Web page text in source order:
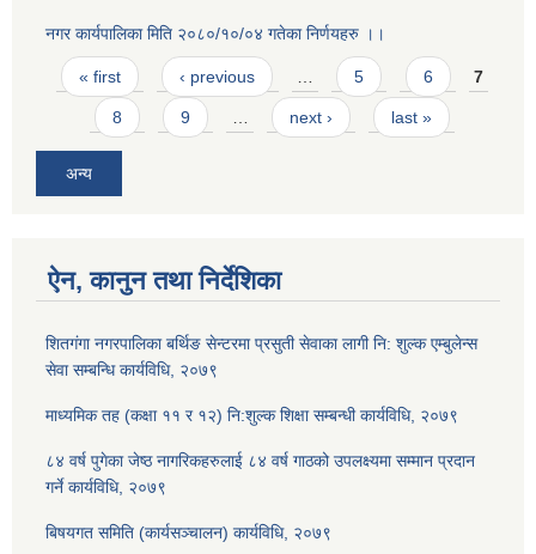
नगर कार्यपालिका मिति २०८०/१०/०४ गतेका निर्णयहरु ।।
Pages
« first ‹ previous … 5 6 7
8 9 … next › last »
अन्य
ऐन, कानुन तथा निर्देशिका
शितगंगा नगरपालिका बर्थिङ सेन्टरमा प्रसुती सेवाका लागी नि: शुल्क एम्बुलेन्स
सेवा सम्बन्धि कार्यविधि, २०७९
माध्यमिक तह (कक्षा ११ र १२) नि:शुल्क शिक्षा सम्बन्धी कार्यविधि, २०७९
८४ वर्ष पुगेका जेष्ठ नागरिकहरुलाई ८४ वर्ष गाठको उपलक्ष्यमा सम्मान प्रदान
गर्ने कार्यविधि, २०७९
बिषयगत समिति (कार्यसञ्चालन) कार्यविधि, २०७९